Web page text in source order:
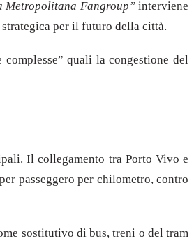
Metropolitana Fangroup”interviene
per il futuro della città.
quali la congestione del
Il collegamento tra Porto Vivo e
passeggero per chilometro, contro
sostitutivo di bus, treni o del tram